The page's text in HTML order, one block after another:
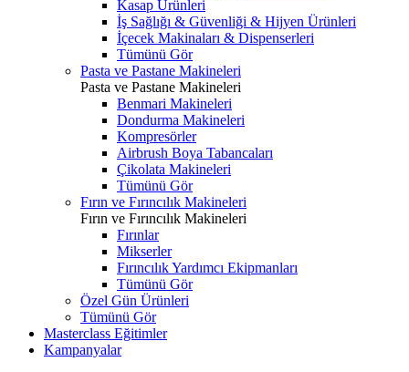
Kasap Ürünleri
İş Sağlığı & Güvenliği & Hijyen Ürünleri
İçecek Makinaları & Dispenserleri
Tümünü Gör
Pasta ve Pastane Makineleri
Pasta ve Pastane Makineleri
Benmari Makineleri
Dondurma Makineleri
Kompresörler
Airbrush Boya Tabancaları
Çikolata Makineleri
Tümünü Gör
Fırın ve Fırıncılık Makineleri
Fırın ve Fırıncılık Makineleri
Fırınlar
Mikserler
Fırıncılık Yardımcı Ekipmanları
Tümünü Gör
Özel Gün Ürünleri
Tümünü Gör
Masterclass Eğitimler
Kampanyalar